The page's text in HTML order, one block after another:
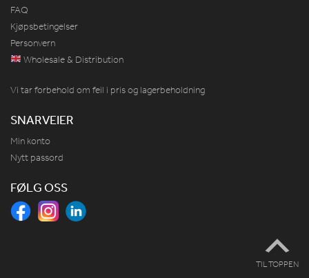
FAQ
Kjøpsbetingelser
Personvern
Wholesale & Distribution
Vi tar forbehold om feil i pris og lagerbeholdning
SNARVEIER
Min konto
Nytt passord
FØLG OSS
TIL TOPPEN